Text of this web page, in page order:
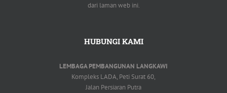
dari laman web ini.
HUBUNGI KAMI
LEMBAGA PEMBANGUNAN LANGKAWI
Kompleks LADA, Peti Surat 60,
Jalan Persiaran Putra